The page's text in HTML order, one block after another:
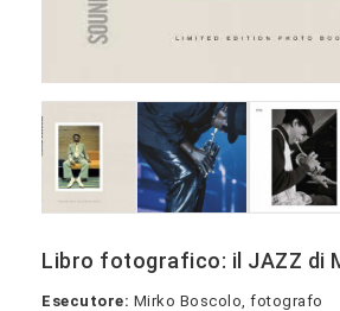
Libro fotografico: il JAZZ di
Esecutore: Mirko Boscolo, fotografo